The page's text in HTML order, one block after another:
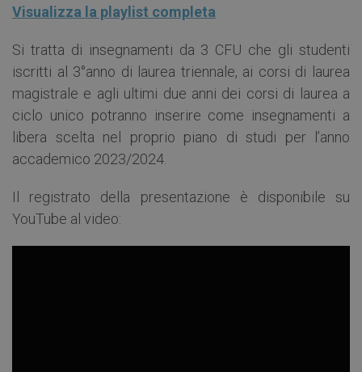
Visualizza la playlist completa
Si tratta di insegnamenti da 3 CFU che gli studenti
iscritti al 3°anno di laurea triennale, ai corsi di laurea
magistrale e agli ultimi due anni dei corsi di laurea a
ciclo unico potranno inserire come insegnamenti a
libera scelta nel proprio piano di studi per l’anno
accademico 2023/2024.
Il registrato della presentazione è disponibile su
YouTube al video: